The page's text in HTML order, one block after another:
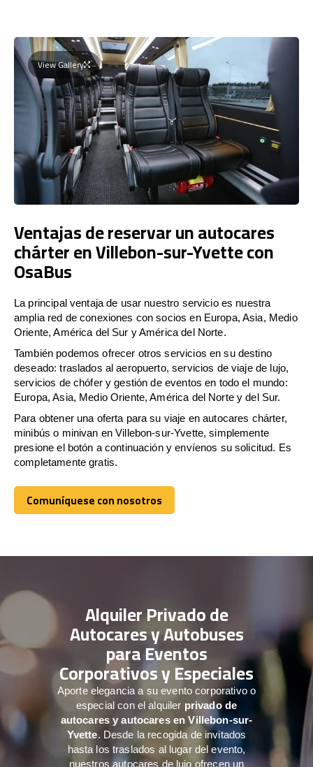
View Gallery
Ventajas de reservar un autocares
chárter en Villebon-sur-Yvette con
OsaBus
La principal ventaja de usar nuestro servicio es nuestra
amplia red de conexiones con socios en Europa, Asia, Medio
Oriente, América del Sur y América del Norte.
También podemos ofrecer otros servicios en su destino
deseado: traslados al aeropuerto, servicios de viaje de lujo,
servicios de chófer y gestión de eventos en todo el mundo:
Europa, Asia, Medio Oriente, América del Norte y del Sur.
Para obtener una oferta para su viaje en autocares chárter,
minibús o minivan en Villebon-sur-Yvette, simplemente
presione el botón a continuación y envíenos su solicitud. Es
completamente gratis.
Comuníquese con nosotros
Comuníquese con nosotros
Alquiler Privado de
Autocares y Autobuses
para Eventos
Corporativos y Especiales
Aporte elegancia a su evento corporativo o
especial con el alquiler privado de
autocares y autocares en Villebon-sur-
Yvette. Desde la recogida de invitados
hasta los traslados al lugar del evento,
nuestros autocares de lujo ofrecen un